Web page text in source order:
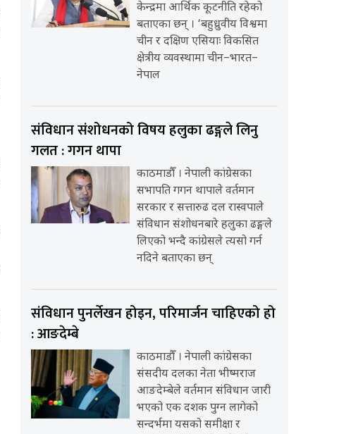
केन्द्रमा आर्थिक कूटनीति रहेको
बताएका छन् । ‘बहुध्रुवीय विश्वमा
चीन र दक्षिण एसियाः विकसित
क्षेत्रीय व्यवस्थामा चीन–भारत–
नेपाल
संविधान संशोधनको विषय हलुका ढङ्गले लिनु
गलत : गगन थापा
काठमाडौँ । नेपाली कांग्रेसका
सभापति गगन थापाले वर्तमान
सरकार र सत्तारुढ दल रास्वपाले
संविधान संशोधनबारे हलुका ढङ्गले
लिएको भन्दै कांग्रेसले त्यसो गर्न
नदिने बताएका छन्
संविधान पुनर्लेखन होइन, परिमार्जन चाहिएको हो
: आङदेम्बे
काठमाडौँ । नेपाली कांग्रेसका
संसदीय दलका नेता भीष्मराज
आङदेम्बेले वर्तमान संविधान जारी
भएको एक दशक पुग्न लागेको
सन्दर्भमा यसको समीक्षा र